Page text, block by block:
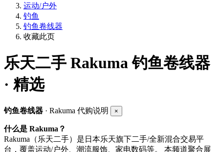
运动/户外
钓鱼
钓鱼卷线器
收藏此页
乐天二手 Rakuma 钓鱼卷线器
· 精选
钓鱼卷线器 · Rakuma 代购说明 ×
什么是 Rakuma？
Rakuma（乐天二手）是日本乐天旗下二手/全新混合交易平
台，覆盖运动/户外、潮流服饰、家电数码等。 本频道聚合展